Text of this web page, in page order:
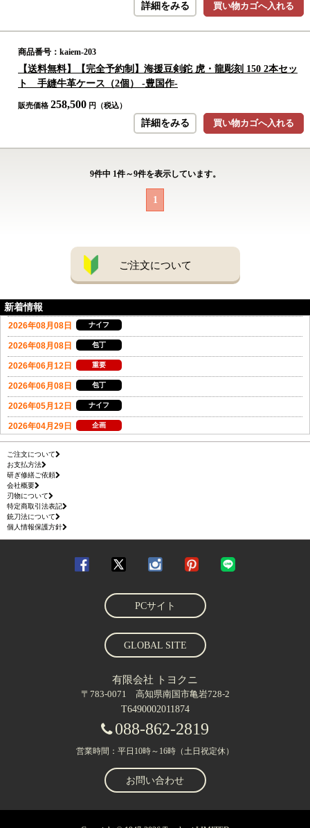
買い物カゴへ入れる
詳細をみる
商品番号：kaiem-203
【送料無料】【完全予約制】海援豆剣鉈 虎・龍彫刻 150 2本セッ
ト 手縫牛革ケース（2個） -豊国作-
販売価格 258,500 円（税込）
買い物カゴへ入れる
詳細をみる
9件中 1件～9件を表示しています。
1
ご注文について
新着情報
ご注文について
お支払方法
研ぎ修繕ご依頼
会社概要
刃物について
特定商取引法表記
銃刀法について
個人情報保護方針
PCサイト
GLOBAL SITE
有限会社 トヨクニ
〒783-0071 高知県南国市亀岩728-2
T6490002011874
088-862-2819
営業時間：平日10時～16時（土日祝定休）
お問い合わせ